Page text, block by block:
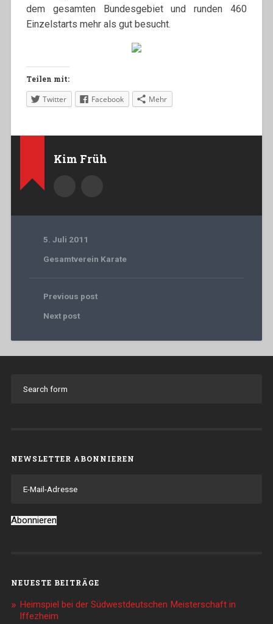
dem gesamten Bundesgebiet und runden 460
Einzelstarts mehr als gut besucht.
Teilen mit:
Twitter Facebook Mehr
Kim Früh
5. Juli 2011
Gesamtverein Karate
Previous post
Next post
NEWSLETTER ABONNIEREN
Mail-
Abonnieren
NEUESTE BEITRÄGE
Heimspiel bei der Südwestdeutschen Meisterschaft in
Iffezheim